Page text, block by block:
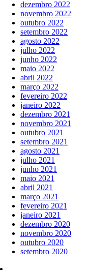
dezembro 2022
novembro 2022
outubro 2022
setembro 2022
agosto 2022
julho 2022
junho 2022
maio 2022
abril 2022
março 2022
fevereiro 2022
janeiro 2022
dezembro 2021
novembro 2021
outubro 2021
setembro 2021
agosto 2021
julho 2021
junho 2021
maio 2021
abril 2021
março 2021
fevereiro 2021
janeiro 2021
dezembro 2020
novembro 2020
outubro 2020
setembro 2020